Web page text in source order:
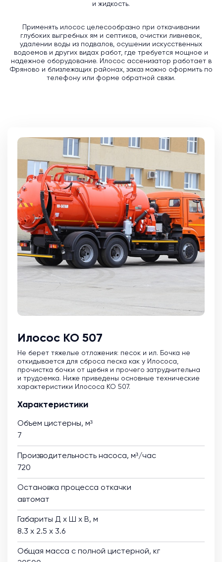
и жидкость.
Применять илосос целесообразно при откачивании
глубоких выгребных ям и септиков, очистки ливневок,
удалении воды из подвалов, осушении искусственных
водоемов и других видах работ, где требуется мощное и
надежное оборудование. Илосос ассенизатор работает в
Фряново и близлежащих районах, заказ можно оформить по
телефону или форме обратной связи.
Илосос КО 507
Не берет тяжелые отложения: песок и ил. Бочка не
откидывается для сброса песка как у Илососа,
прочистка бочки от щебня и прочего затруднительна
и трудоемка. Ниже приведены основные технические
характеристики Илососа КО 507.
Характеристики
Объем цистерны, м³
7
Производительность насоса, м³/час
720
Остановка процесса откачки
автомат
Габариты Д х Ш х В, м
8.3 х 2.5 х 3.6
Общая масса с полной цистерной, кг